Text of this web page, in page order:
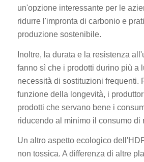
un'opzione interessante per le
ridurre l'impronta di carbonio e
produzione sostenibile.
Inoltre, la durata e la resistenza
fanno sì che i prodotti durino più a
necessità di sostituzioni frequenti.
funzione della longevità, i
prodotti che servano bene i
riducendo al minimo il consumo di
Un altro aspetto ecologico
non tossica. A differenza di altre